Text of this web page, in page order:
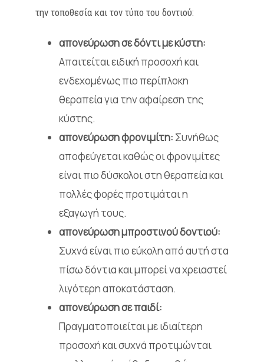
την τοποθεσία και τον τύπο του δοντιού:
απονεύρωση σε δόντι με κύστη:
Απαιτείται ειδική προσοχή και
ενδεχομένως πιο περίπλοκη
θεραπεία για την αφαίρεση της
κύστης.
απονεύρωση φρονιμίτη: Συνήθως
αποφεύγεται καθώς οι φρονιμίτες
είναι πιο δύσκολοι στη θεραπεία και
πολλές φορές προτιμάται η
εξαγωγή τους.
απονεύρωση μπροστινού δοντιού:
Συχνά είναι πιο εύκολη από αυτή στα
πίσω δόντια και μπορεί να χρειαστεί
λιγότερη αποκατάσταση.
απονεύρωση σε παιδί:
Πραγματοποιείται με ιδιαίτερη
προσοχή και συχνά προτιμώνται